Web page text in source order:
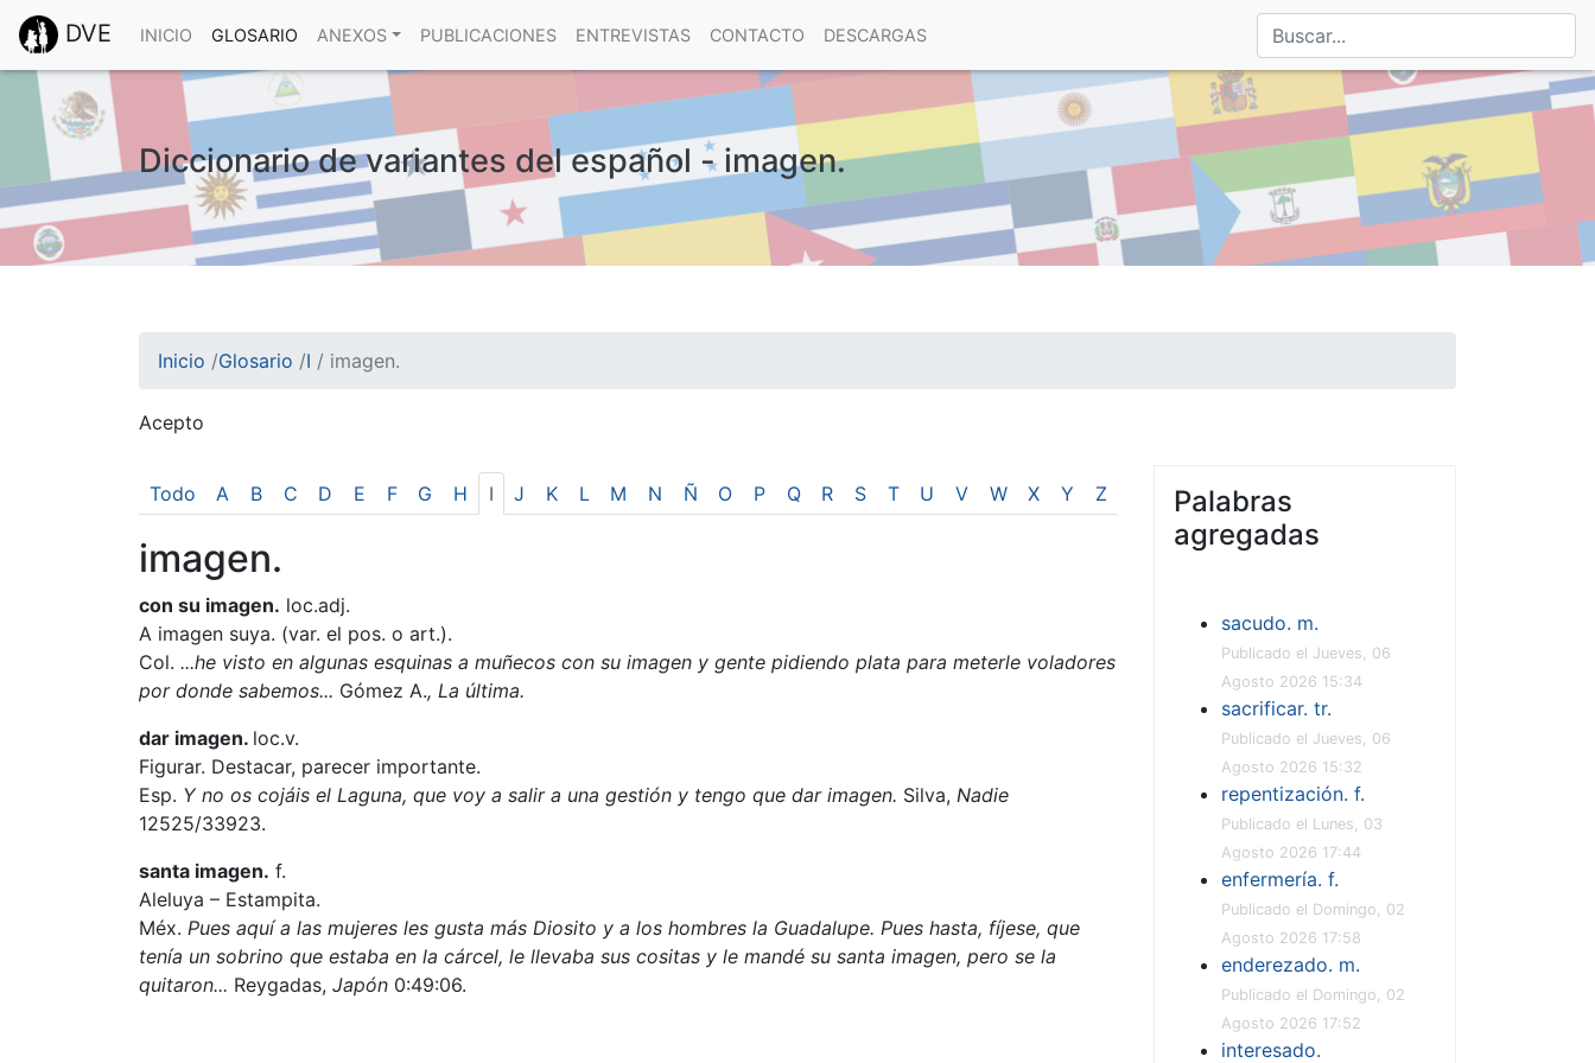
DVE INICIO GLOSARIO ANEXOS PUBLICACIONES ENTREVISTAS CONTACTO DESCARGAS
Diccionario de variantes del español - imagen.
Inicio /Glosario /I / imagen.
Acepto
Esto nos ayuda a recolectar estadísticas de las visitas.
Todo A B C D E F G H I J K L M N Ñ O P Q R S T U V W X Y Z
imagen.
con su imagen. loc.adj.
A imagen suya. (var. el pos. o art.).
Col. ...he visto en algunas esquinas a muñecos con su imagen y gente pidiendo plata para meterle voladores
por donde sabemos... Gómez A., La última.
dar imagen. loc.v.
Figurar. Destacar, parecer importante.
Esp. Y no os cojáis el Laguna, que voy a salir a una gestión y tengo que dar imagen. Silva, Nadie
12525/33923.
santa imagen. f.
Aleluya – Estampita.
Méx. Pues aquí a las mujeres les gusta más Diosito y a los hombres la Guadalupe. Pues hasta, fíjese, que
tenía un sobrino que estaba en la cárcel, le llevaba sus cositas y le mandé su santa imagen, pero se la
quitaron... Reygadas, Japón 0:49:06.
Palabras
agregadas
sacudo. m.
Publicado el Jueves, 06
Agosto 2026 15:34
sacrificar. tr.
Publicado el Jueves, 06
Agosto 2026 15:32
repentización. f.
Publicado el Lunes, 03
Agosto 2026 17:44
enfermería. f.
Publicado el Domingo, 02
Agosto 2026 17:58
enderezado. m.
Publicado el Domingo, 02
Agosto 2026 17:52
interesado.